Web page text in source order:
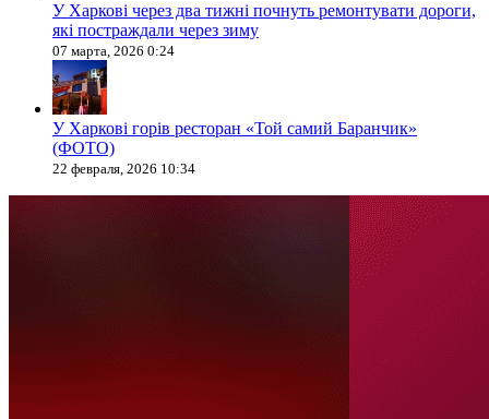
У Харкові через два тижні почнуть ремонтувати дороги,
які постраждали через зиму
07 марта, 2026 0:24
У Харкові горів ресторан «Той самий Баранчик»
(ФОТО)
22 февраля, 2026 10:34